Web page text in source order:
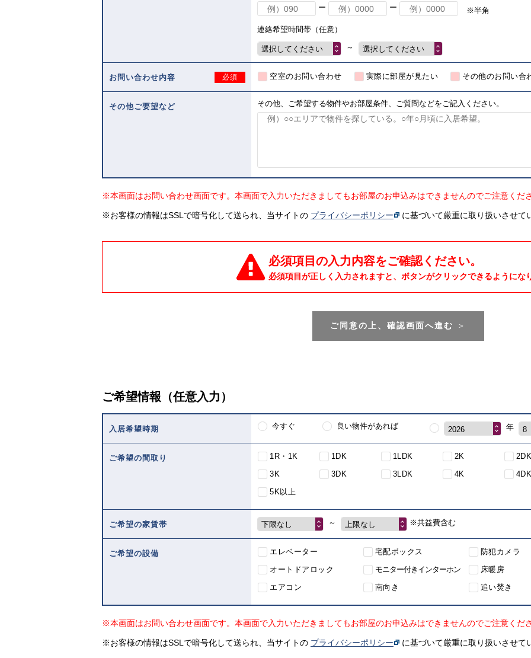
ー
ー ※半角
連絡希望時間帯（任意）
選択してください ～ 選択してください
お問い合わせ内容 必須 空室のお問い合わせ 実際に部屋が見たい その他のお問い合
その他ご要望など その他、ご希望する物件やお部屋条件、ご質問などをご記入ください。
※本画面はお問い合わせ画面です。本画面で入力いただきましてもお部屋のお申込みはできませんのでご注意くださ
※お客様の情報はSSLで暗号化して送られ、当サイトの プライバシーポリシー に基づいて厳重に取り扱いさせて
必須項目の入力内容をご確認ください。
必須項目が正しく入力されますと、ボタンがクリックできるようにな
ご同意の上、確認画面へ進む ＞
ご希望情報（任意入力）
入居希望時期 今すぐ 良い物件があれば 2026 年 8
ご希望の間取り 1R・1K 1DK 1LDK 2K 2DK
3K
3DK 3LDK 4K 4DK
5K以上
ご希望の家賃帯 下限なし ～ 上限なし ※共益費含む
ご希望の設備 エレベーター 宅配ボックス 防犯カメラ
オートドアロック
モニター付きインターホン 床暖房
エアコン
南向き 追い焚き
※本画面はお問い合わせ画面です。本画面で入力いただきましてもお部屋のお申込みはできませんのでご注意くださ
※お客様の情報はSSLで暗号化して送られ、当サイトの プライバシーポリシー に基づいて厳重に取り扱いさせて